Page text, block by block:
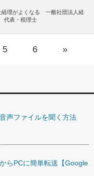
経理がよくなる 一般社団法人経
代表・税理士
5 6 »
声ファイルを聞く方法
らPCに簡単転送【Google